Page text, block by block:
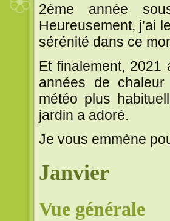
2ème année
Heureusement, j’ai
sérénité dans ce
Et finalement,
années de
météo plus
jardin a adoré.
Je vous emmène
Janvier
Vue générale